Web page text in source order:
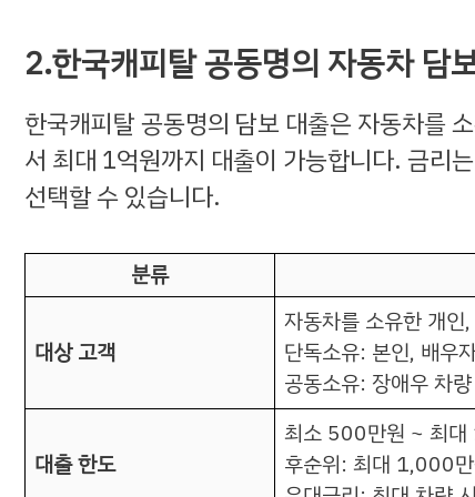
2.한국캐피탈 공동명의 자동차 담
한국캐피탈 공동명의 담보 대출은 자동차를
서 최대 1억원까지 대출이 가능합니다. 금
선택할 수 있습니다.
분류
대상 고객
자동차를 소유한 개인
단독소유: 본인, 배우
공동소유: 장애우 차량
대출 한도
최소 500만원 ~ 최대
후순위: 최대 1,000